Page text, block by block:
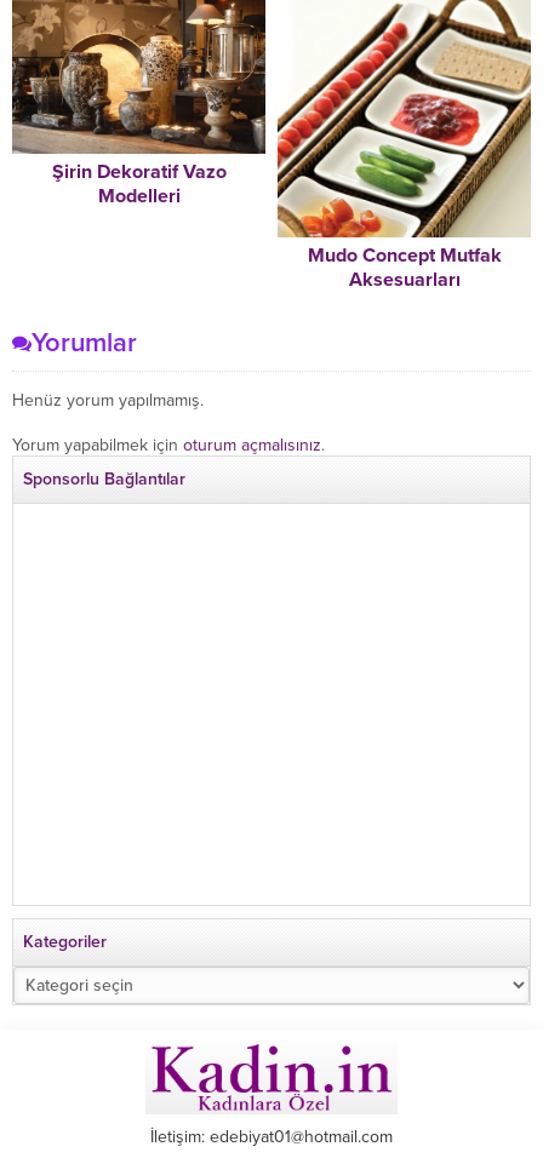
Şirin Dekoratif Vazo
Modelleri
Mudo Concept Mutfak
Aksesuarları
Yorumlar
Henüz yorum yapılmamış.
Yorum yapabilmek için oturum açmalısınız.
Sponsorlu Bağlantılar
Kategoriler
Kategoriler
İletişim: edebiyat01@hotmail.com